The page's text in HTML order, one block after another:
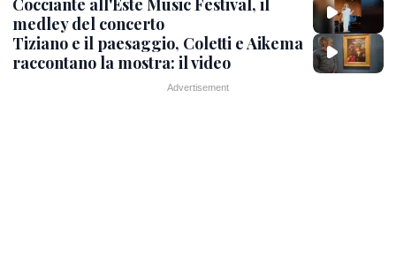
Cocciante all'Este Music Festival, il
medley del concerto
Tiziano e il paesaggio, Coletti e Aikema
raccontano la mostra: il video